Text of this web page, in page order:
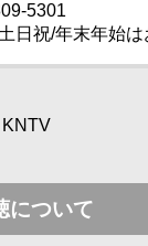
5301
日祝/年末年始は
について